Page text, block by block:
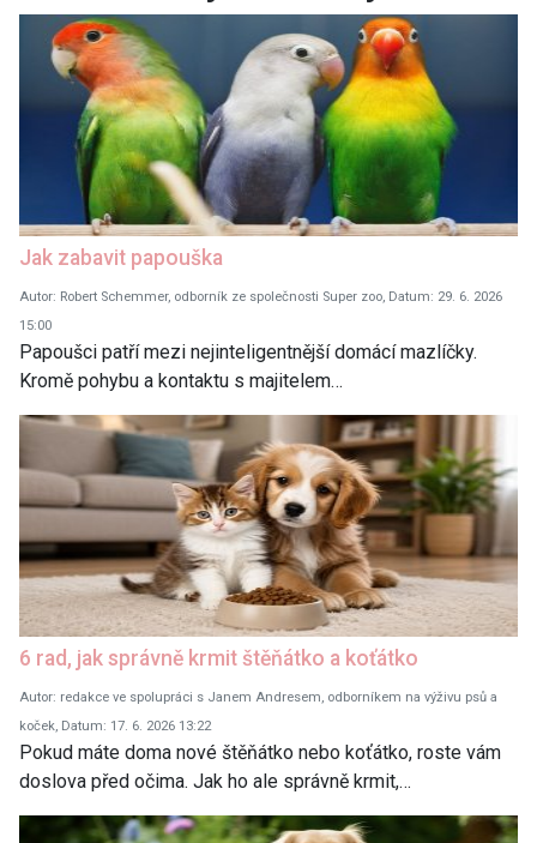
Jak zabavit papouška
Autor: Robert Schemmer, odborník ze společnosti Super zoo, Datum: 29. 6. 2026
15:00
Papoušci patří mezi nejinteligentnější domácí mazlíčky.
Kromě pohybu a kontaktu s majitelem…
6 rad, jak správně krmit štěňátko a koťátko
Autor: redakce ve spolupráci s Janem Andresem, odborníkem na výživu psů a
koček, Datum: 17. 6. 2026 13:22
Pokud máte doma nové štěňátko nebo koťátko, roste vám
doslova před očima. Jak ho ale správně krmit,…